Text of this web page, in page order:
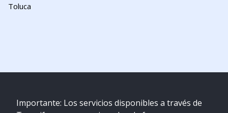
Toluca
Importante: Los servicios disponibles a través de